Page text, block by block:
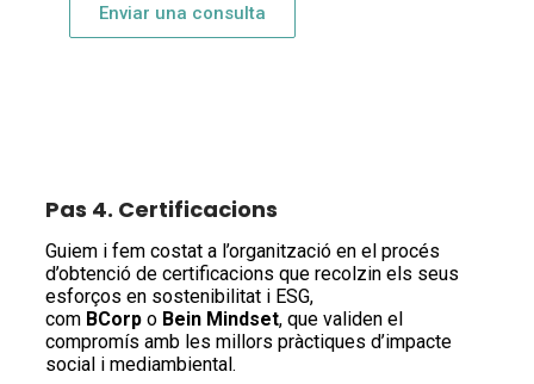
Enviar una consulta
Pas 4. Certificacions
Guiem i fem costat a l’organització en el procés
d’obtenció de certificacions que recolzin els seus
esforços en sostenibilitat i ESG,
com BCorp o Bein Mindset, que validen el
compromís amb les millors pràctiques d’impacte
social i mediambiental.